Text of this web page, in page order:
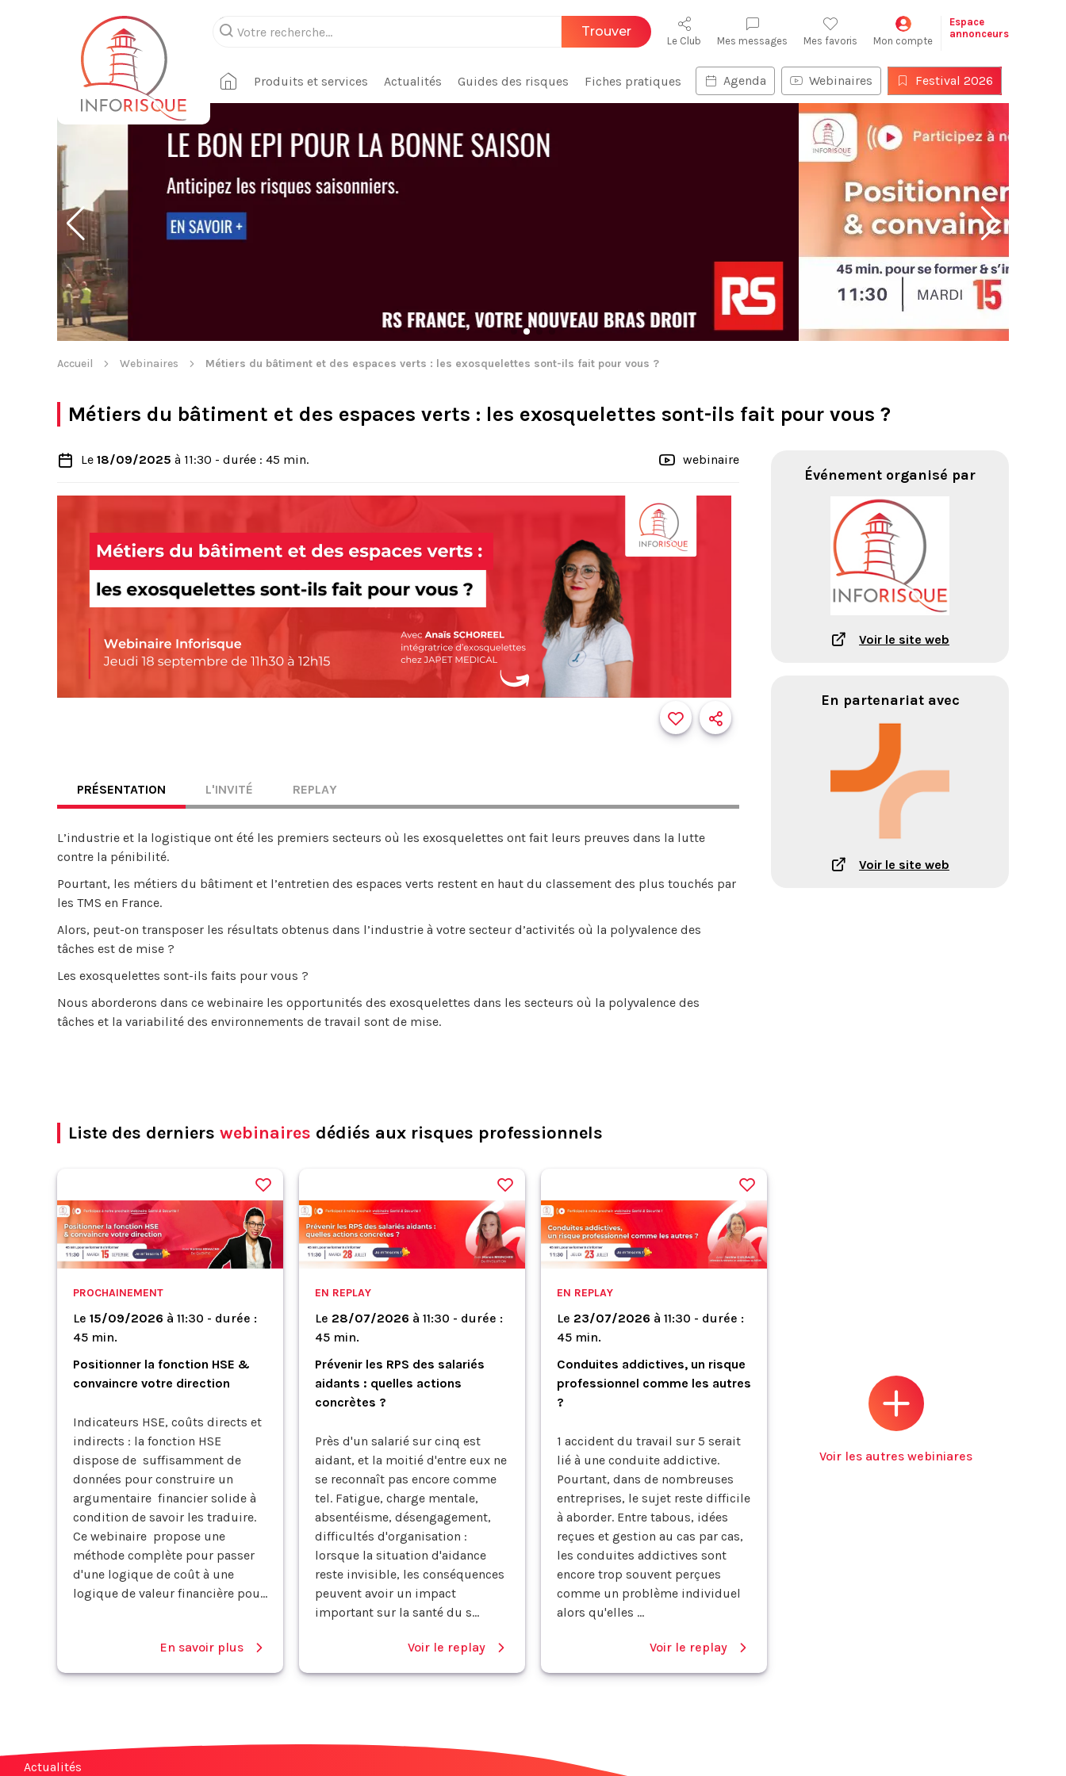
Trouver
Le Club Mes messages Mes favoris Mon compte
Espace
annonceurs
Produits et services Actualités Guides des risques Fiches pratiques Agenda Webinaires Festival 2026
Accueil Webinaires Métiers du bâtiment et des espaces verts : les exosquelettes sont-ils fait pour vous ?
Métiers du bâtiment et des espaces verts : les exosquelettes sont-ils fait pour vous ?
Le 18/09/2025 à 11:30 - durée : 45 min. webinaire
PRÉSENTATION L'INVITÉ REPLAY
L’industrie et la logistique ont été les premiers secteurs où les exosquelettes ont fait leurs preuves dans la lutte
contre la pénibilité.
Pourtant, les métiers du bâtiment et l’entretien des espaces verts restent en haut du classement des plus touchés par
les TMS en France.
Alors, peut-on transposer les résultats obtenus dans l’industrie à votre secteur d’activités où la polyvalence des
tâches est de mise ?
Les exosquelettes sont-ils faits pour vous ?
Nous aborderons dans ce webinaire les opportunités des exosquelettes dans les secteurs où la polyvalence des
tâches et la variabilité des environnements de travail sont de mise.
Événement organisé par
Voir le site web
En partenariat avec
Voir le site web
Liste des derniers webinaires dédiés aux risques professionnels
PROCHAINEMENT
Le 15/09/2026 à 11:30 - durée :
45 min.
Positionner la fonction HSE &
convaincre votre direction
Indicateurs HSE, coûts directs et
indirects : la fonction HSE
dispose de suffisamment de
données pour construire un
argumentaire financier solide à
condition de savoir les traduire.
Ce webinaire propose une
méthode complète pour passer
d'une logique de coût à une
logique de valeur financière pou...
En savoir plus
EN REPLAY
Le 28/07/2026 à 11:30 - durée :
45 min.
Prévenir les RPS des salariés
aidants : quelles actions
concrètes ?
Près d'un salarié sur cinq est
aidant, et la moitié d'entre eux ne
se reconnaît pas encore comme
tel. Fatigue, charge mentale,
absentéisme, désengagement,
difficultés d'organisation :
lorsque la situation d'aidance
reste invisible, les conséquences
peuvent avoir un impact
important sur la santé du s...
Voir le replay
EN REPLAY
Le 23/07/2026 à 11:30 - durée :
45 min.
Conduites addictives, un risque
professionnel comme les autres
?
1 accident du travail sur 5 serait
lié à une conduite addictive.
Pourtant, dans de nombreuses
entreprises, le sujet reste difficile
à aborder. Entre tabous, idées
reçues et gestion au cas par cas,
les conduites addictives sont
encore trop souvent perçues
comme un problème individuel
alors qu'elles ...
Voir le replay
Voir les autres webiniares
Actualités